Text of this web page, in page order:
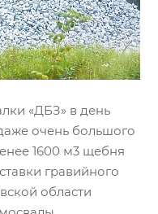
«ДБЗ» в день
очень большого
1600 м3 щебня
гравийного
области